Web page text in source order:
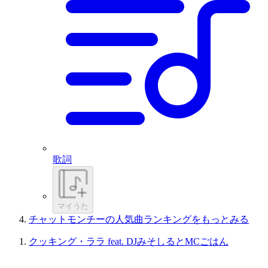
歌詞
マイうた
チャットモンチーの人気曲ランキングをもっとみる
クッキング・ララ feat. DJみそしるとMCごはん